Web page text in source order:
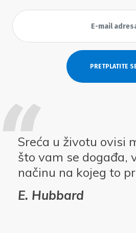
Sreća u životu ovisi
što vam se događa,
načinu na kojeg to
E. Hubbard